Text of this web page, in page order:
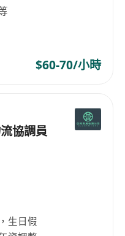
$60-70/小時
協調員
生日假